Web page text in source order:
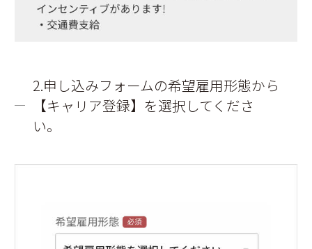
2.申し込みフォームの希望雇用形態から
【キャリア登録】を選択してくださ
い。